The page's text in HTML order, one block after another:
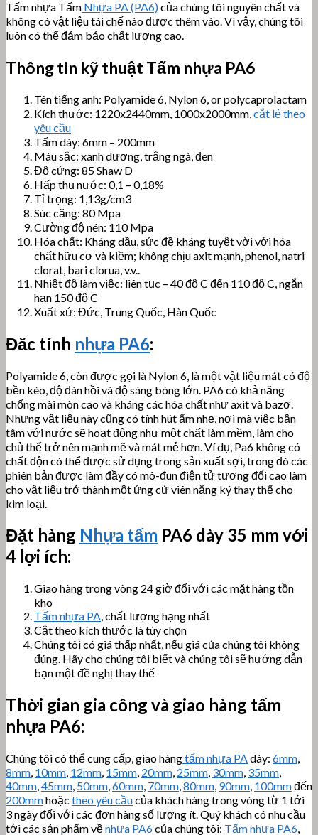
Tấm nhựa Tấm Nhựa PA (PA6)của chúng tôi nguyên chất và
không có vật liệu tái chế nào được thêm vào. Vì vậy, chúng tôi
luôn có thể đảm bảo chất lượng cao.
Thông tin kỹ thuật Tấm nhựa PA6
Tên tiếng anh: Polyamide 6, Nylon 6, or polycaprolactam
Kích thước: 1220x2440mm, 1000x2000mm, cắt lẻ theo
yêu cầu
Tấm dày: 6mm – 200mm
Màu sắc: xanh dương, trắng ngà, đen
Độ cứng: 85 Shaw D
Hấp thụ nước: 0,1 – 0,18%
Tỉ trọng: 1,13g/cm3
Súc căng: 80 Mpa
Cường độ nén: 110 Mpa
Hóa chất: Kháng dầu, sức đề kháng tuyệt vời với hóa
chất hữu cơ và kiềm; không chịu axit mạnh, phenol, natri
clorat, bari clorua, v.v..
Nhiệt độ làm việc: liên tục – 40 độ C đến 110 độ C, ngắn
hạn 150 độ C
Xuất xứ: Đức, Trung Quốc, Hàn Quốc
Đăc tính nhựa PA6:
Polyamide 6, còn được gọi là Nylon 6, là một vật liệu mát có độ
bền kéo, độ đàn hồi và độ sáng bóng lớn. PA6 có khả năng
chống mài mòn cao và kháng các hóa chất như axit và bazơ.
Nhưng vật liệu này cũng có tính hút ẩm nhẹ, nơi mà việc bận
tâm với nước sẽ hoạt động như một chất làm mềm, làm cho
chủ thể trở nên mạnh mẽ và mát mẻ hơn. Ví dụ, Pa6 không có
chất độn có thể được sử dụng trong sản xuất sợi, trong đó các
phiên bản được làm đầy có mô-đun điện tử tương đối cao làm
cho vật liệu trở thành một ứng cử viên nặng ký thay thế cho
kim loại.
Đặt hàng Nhựa tấm PA6 dày 35 mm với
4 lợi ích:
Giao hàng trong vòng 24 giờ đối với các mặt hàng tồn
kho
Tấm nhựa PA, chất lượng hạng nhất
Cắt theo kích thước là tùy chọn
Chúng tôi có giá thấp nhất, nếu giá của chúng tôi không
đúng. Hãy cho chúng tôi biết và chúng tôi sẽ hướng dẫn
bạn một đề nghị thay thế
Thời gian gia công và giao hàng tấm
nhựa PA6:
Chúng tôi có thể cung cấp, giao hàngtấm nhựa PAdày: 6mm,
8mm, 10mm, 12mm, 15mm, 20mm, 25mm, 30mm, 35mm,
40mm,45mm, 50mm,60mm, 70mm,80mm, 90mm, 100mmđến
200mmhoặc theo yêu cầucủa khách hàng trong vòng từ 1 tới
3 ngày đối với các đơn hàng số lượng ít. Quý khách có nhu cầu
tới các sản phẩm vềnhựa PA6của chúng tôi: Tấm nhựa PA6,